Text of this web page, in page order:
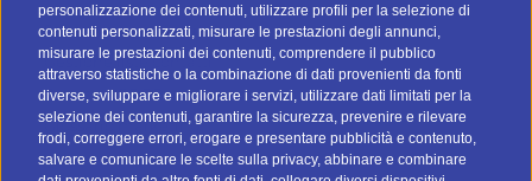
personalizzazione dei contenuti, utilizzare profili per la selezione di
contenuti personalizzati, misurare le prestazioni degli annunci,
misurare le prestazioni dei contenuti, comprendere il pubblico
attraverso statistiche o la combinazione di dati provenienti da fonti
diverse, sviluppare e migliorare i servizi, utilizzare dati limitati per la
selezione dei contenuti, garantire la sicurezza, prevenire e rilevare
frodi, correggere errori, erogare e presentare pubblicità e contenuto,
salvare e comunicare le scelte sulla privacy, abbinare e combinare
Strategie email marketing
Gestione liste contatti
Privacy e GDPR
Glossario marketing